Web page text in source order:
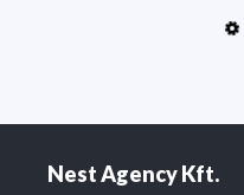
Nest Agency Kft.